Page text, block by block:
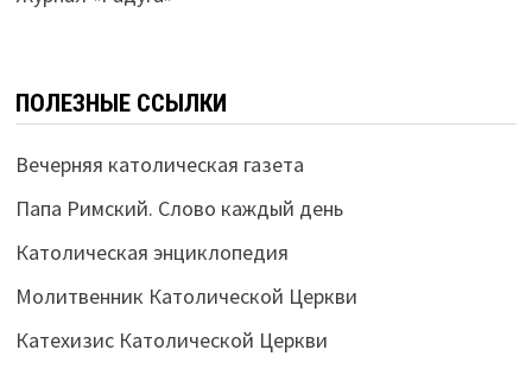
ПОЛЕЗНЫЕ ССЫЛКИ
Вечерняя католическая газета
Папа Римский. Слово каждый день
Католическая энциклопедия
Молитвенник Католической Церкви
Катехизис Католической Церкви